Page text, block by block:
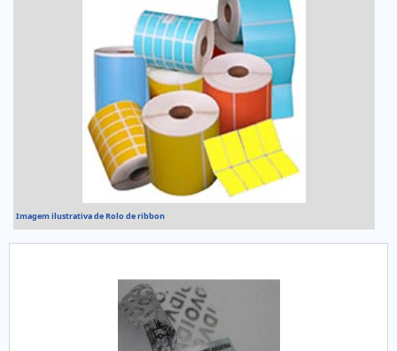
Imagem ilustrativa de Rolo de ribbon